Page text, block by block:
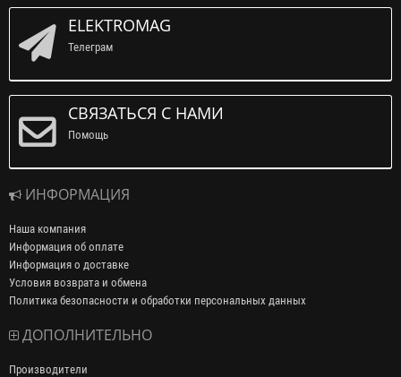
ELEKTROMAG
Телеграм
СВЯЗАТЬСЯ С НАМИ
Помощь
ИНФОРМАЦИЯ
Наша компания
Информация об оплате
Информация о доставке
Условия возврата и обмена
Политика безопасности и обработки персональных данных
ДОПОЛНИТЕЛЬНО
Производители